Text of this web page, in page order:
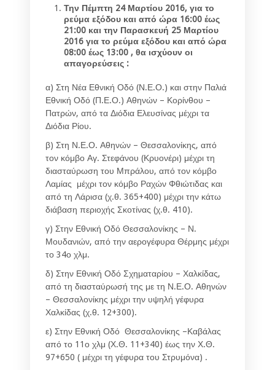
Την Πέμπτη 24 Μαρτίου 2016, για το
ρεύμα εξόδου και από ώρα 16:00 έως
21:00 και την Παρασκευή 25 Μαρτίου
2016 για το ρεύμα εξόδου και από ώρα
08:00 έως 13:00 , θα ισχύουν οι
απαγορεύσεις :
α) Στη Νέα Εθνική Οδό (Ν.Ε.Ο.) και στην Παλιά
Εθνική Οδό (Π.Ε.Ο.) Αθηνών – Κορίνθου –
Πατρών, από τα Διόδια Ελευσίνας μέχρι τα
Διόδια Ρίου.
β) Στη Ν.Ε.Ο. Αθηνών – Θεσσαλονίκης, από
τον κόμβο Αγ. Στεφάνου (Κρυονέρι) μέχρι τη
διασταύρωση του Μπράλου, από τον κόμβο
Λαμίας μέχρι τον κόμβο Ραχών Φθιώτιδας και
από τη Λάρισα (χ.θ. 365+400) μέχρι την κάτω
διάβαση περιοχής Σκοτίνας (χ.θ. 410).
γ) Στην Εθνική Οδό Θεσσαλονίκης – Ν.
Μουδανιών, από την αερογέφυρα Θέρμης μέχρι
το 34ο χλμ.
δ) Στην Εθνική Οδό Σχηματαρίου – Χαλκίδας,
από τη διασταύρωσή της με τη Ν.Ε.Ο. Αθηνών
– Θεσσαλονίκης μέχρι την υψηλή γέφυρα
Χαλκίδας (χ.θ. 12+300).
ε) Στην Εθνική Οδό Θεσσαλονίκης –Καβάλας
από το 11ο χλμ (Χ.Θ. 11+340) έως την Χ.Θ.
97+650 ( μέχρι τη γέφυρα του Στρυμόνα) .